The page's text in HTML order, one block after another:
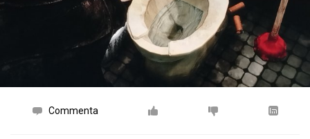
Commenta